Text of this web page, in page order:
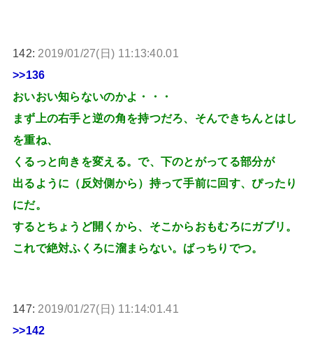
142: 2019/01/27(日) 11:13:40.01
>>136
おいおい知らないのかよ・・・
まず上の右手と逆の角を持つだろ、そんできちんとはし
を重ね、
くるっと向きを変える。で、下のとがってる部分が
出るように（反対側から）持って手前に回す、ぴったり
にだ。
するとちょうど開くから、そこからおもむろにガブリ。
これで絶対ふくろに溜まらない。ばっちりでつ。
147: 2019/01/27(日) 11:14:01.41
>>142